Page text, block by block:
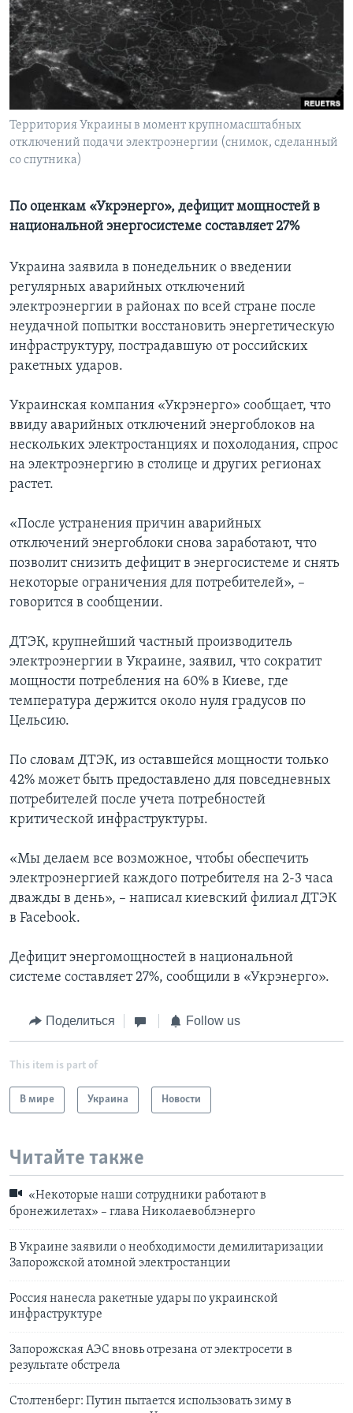
Learning English
СОЦИАЛЬНЫЕ СЕТИ
Языки
Территория Украины в момент крупномасштабных
отключений подачи электроэнергии (снимок, сделанный
со спутника)
По оценкам «Укрэнерго», дефицит мощностей в
национальной энергосистеме составляет 27%
Украина заявила в понедельник о введении
регулярных аварийных отключений
электроэнергии в районах по всей стране после
неудачной попытки восстановить энергетическую
инфраструктуру, пострадавшую от российских
ракетных ударов.
Украинская компания «Укрэнерго» сообщает, что
ввиду аварийных отключений энергоблоков на
нескольких электростанциях и похолодания, спрос
на электроэнергию в столице и других регионах
растет.
«После устранения причин аварийных
отключений энергоблоки снова заработают, что
позволит снизить дефицит в энергосистеме и снять
некоторые ограничения для потребителей», –
говорится в сообщении.
ДТЭК, крупнейший частный производитель
электроэнергии в Украине, заявил, что сократит
мощности потребления на 60% в Киеве, где
температура держится около нуля градусов по
Цельсию.
По словам ДТЭК, из оставшейся мощности только
42% может быть предоставлено для повседневных
потребителей после учета потребностей
критической инфраструктуры.
«Мы делаем все возможное, чтобы обеспечить
электроэнергией каждого потребителя на 2-3 часа
дважды в день», – написал киевский филиал ДТЭК
в Facebook.
Дефицит энергомощностей в национальной
системе составляет 27%, сообщили в «Укрэнерго».
Поделиться Follow us
This item is part of
В мире Украина Новости
Читайте также
«Некоторые наши сотрудники работают в
бронежилетах» – глава Николаевоблэнерго
В Украине заявили о необходимости демилитаризации
Запорожской атомной электростанции
Россия нанесла ракетные удары по украинской
инфраструктуре
Запорожская АЭС вновь отрезана от электросети в
результате обстрела
Столтенберг: Путин пытается использовать зиму в